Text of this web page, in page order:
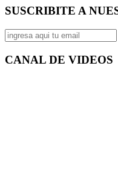
SUSCRIBITE A
CANAL DE VIDEOS